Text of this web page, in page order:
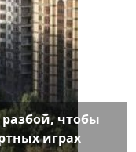
чтобы
играх